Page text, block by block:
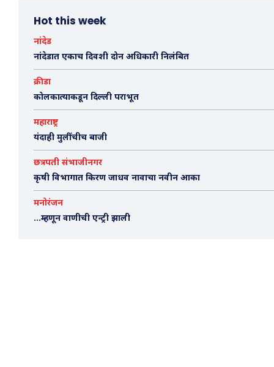
Hot this week
नांदेड
नांदेडात एकाच दिवशी दोन अधिकारी निलंबित
क्रीडा
कोलकात्याकडून दिल्ली पराभूत
महाराष्ट्र
यंदाही मुलींचीच बाजी
छत्रपती संभाजीनगर
कृषी विभागात किरण जाधव नावाचा नवीन आका
मनोरंजन
…म्हणून वाणीची एन्ट्री झाली